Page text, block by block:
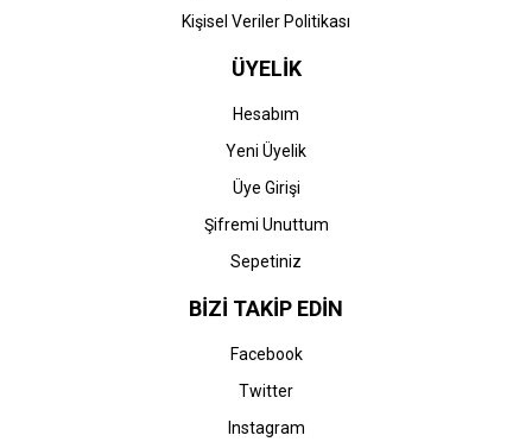
Kişisel Veriler Politikası
ÜYELİK
Hesabım
Yeni Üyelik
Üye Girişi
Şifremi Unuttum
Sepetiniz
BİZİ TAKİP EDİN
Facebook
Twitter
Instagram